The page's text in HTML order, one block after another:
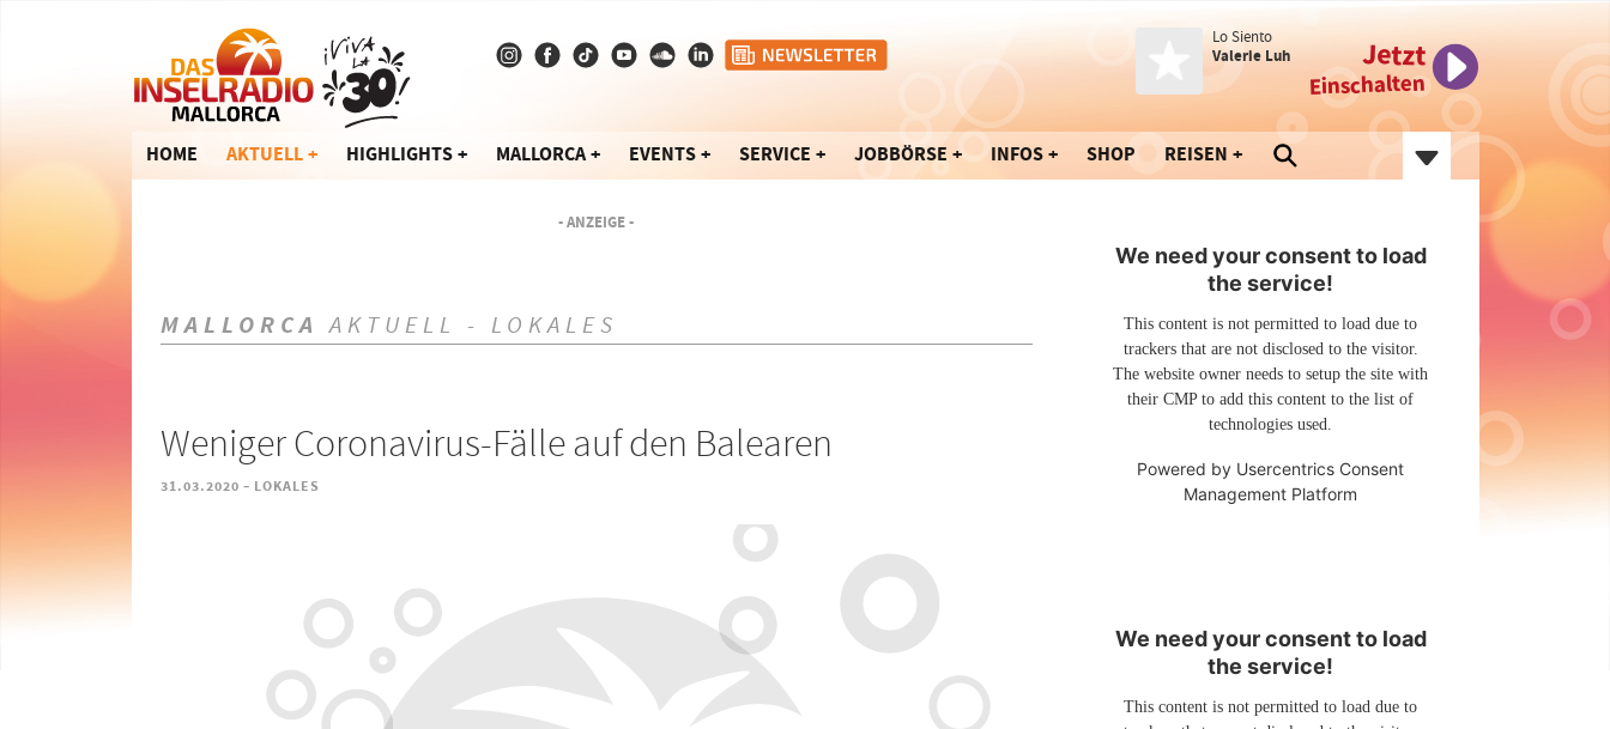
Lo Siento
Valerie Luh
Jetzt
Einschalten
HOME AKTUELL HIGHLIGHTS MALLORCA EVENTS SERVICE JOBBÖRSE INFOS SHOP REISEN
- ANZEIGE -
MALLORCA AKTUELL - LOKALES
Weniger Coronavirus-Fälle auf den Balearen
31.03.2020 - LOKALES
We need your consent to load
the service!
This content is not permitted to load due to
trackers that are not disclosed to the visitor.
The website owner needs to setup the site with
their CMP to add this content to the list of
technologies used.
Powered by Usercentrics Consent
Management Platform
We need your consent to load
the service!
This content is not permitted to load due to